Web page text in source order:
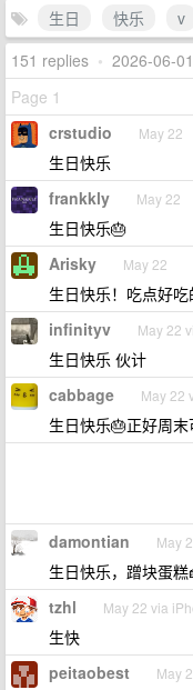
生日 快乐
v
151 replies • 2026-06-
Page 1
crstudio May 22
生日快乐
frankkly May 22
生日快乐🎂
Arisky May 22
生日快乐！吃点好吃
infinityv May 22
生日快乐 伙计
cabbage May 22
生日快乐🎂正好周
damontian May
生日快乐，蹭块蛋糕
tzhl May 22 via
生快
peitaobest May